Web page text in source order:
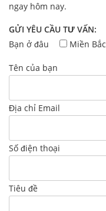
ngay hôm nay.
GỬI YÊU CẦU TƯ VẤN:
Bạn ở đâu
Miền Bắc
Tên của bạn
Địa chỉ Email
Số điện thoại
Tiêu đề